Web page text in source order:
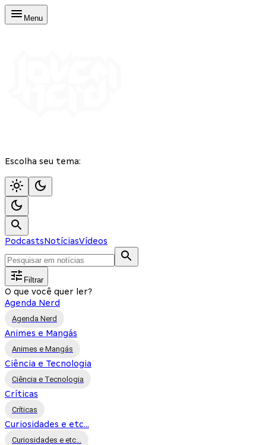
Menu
Escolha seu tema:
PodcastsNotíciasVídeos
Filtrar
O que você quer ler?
Agenda Nerd
Agenda Nerd
Animes e Mangás
Animes e Mangás
Ciência e Tecnologia
Ciência e Tecnologia
Críticas
Críticas
Curiosidades e etc...
Curiosidades e etc...